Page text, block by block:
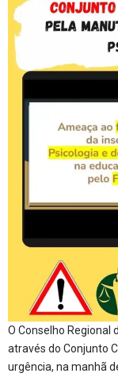
O Conselho Regional
através do Conjunto
urgência, na manhã